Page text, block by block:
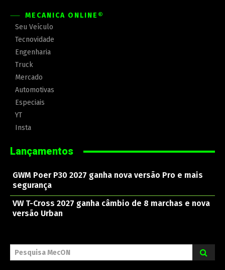
MECÂNICA ONLINE®
Seu Veículo
Tecnovidade
Engenharia
Truck
Mercado
Automotivas
Especiais
YT
Insta
Lançamentos
GWM Poer P30 2027 ganha nova versão Pro e mais
segurança
VW T-Cross 2027 ganha câmbio de 8 marchas e nova
versão Urban
Pesquisa MecON